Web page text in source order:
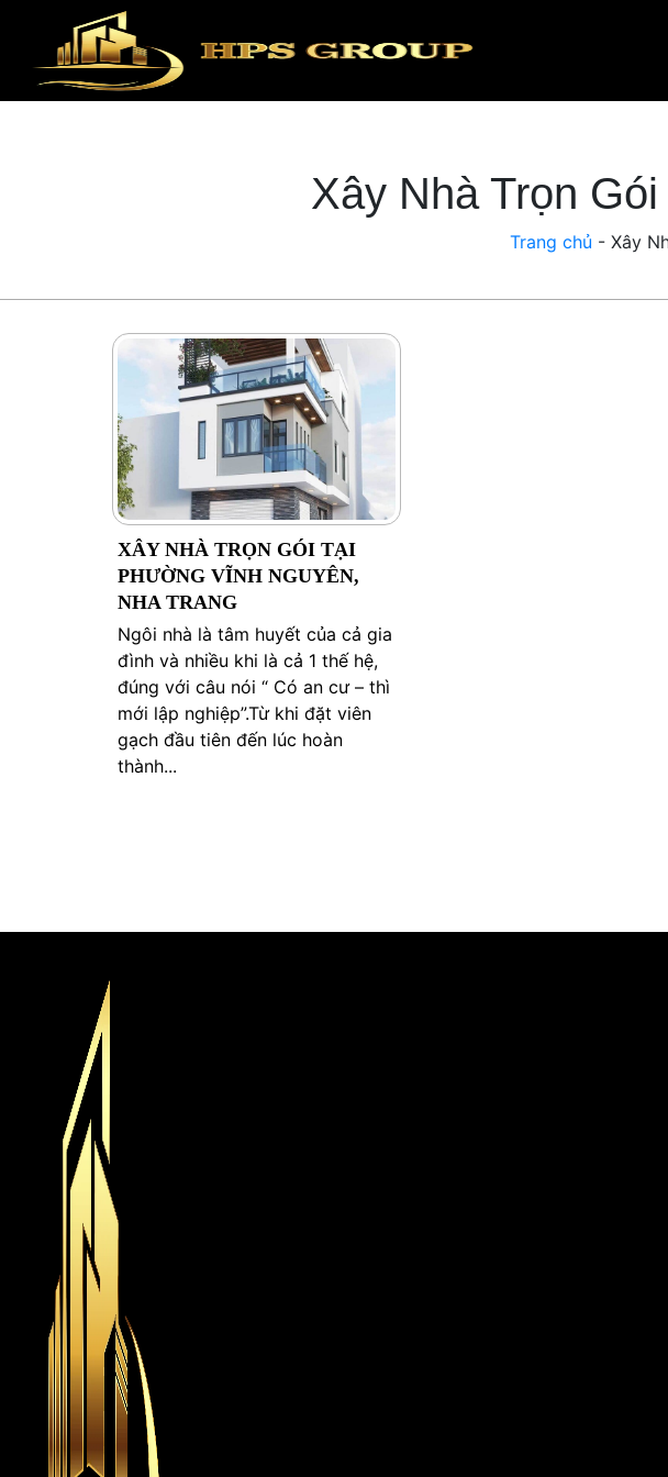
Xây Nhà Trọn
Trang chủ - Xây
XÂY NHÀ TRỌN GÓI TẠI
PHƯỜNG VĨNH NGUYÊN,
NHA TRANG
Ngôi nhà là tâm huyết của cả gia
đình và nhiều khi là cả 1 thế hệ,
đúng với câu nói “ Có an cư – thì
mới lập nghiệp”.Từ khi đặt viên
gạch đầu tiên đến lúc hoàn
thành...